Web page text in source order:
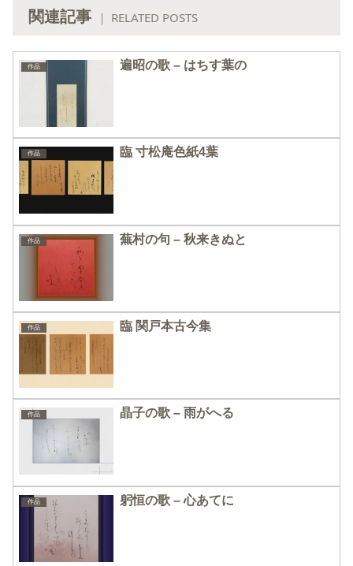
関連記事 ｜ RELATED POSTS
作品 遍昭の歌 – はちす葉の
作品 臨 寸松庵色紙4葉
作品 蕪村の句 – 秋来きぬと
作品 臨 関戸本古今集
作品 晶子の歌 – 雨がへる
作品 躬恒の歌 – 心あてに